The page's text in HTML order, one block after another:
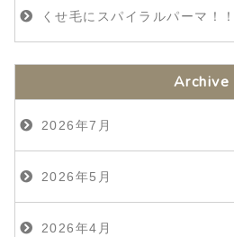
くせ毛にスパイラルパーマ！！
Archive
2026年7月
2026年5月
2026年4月